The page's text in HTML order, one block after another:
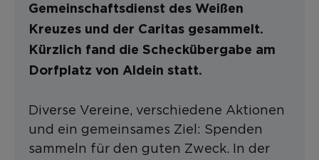
Gemeinschaftsdienst des Weißen
Kreuzes und der Caritas gesammelt.
Kürzlich fand die Scheckübergabe am
Dorfplatz von Aldein statt.
Diverse Vereine, verschiedene Aktionen
und ein gemeinsames Ziel: Spenden
sammeln für den guten Zweck. In der